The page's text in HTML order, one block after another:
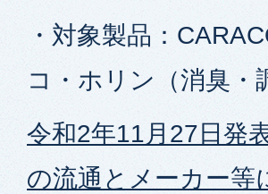
・対象製品：
コ・ホリン（消臭・
令和2年11月27日発
の流通とメーカー等